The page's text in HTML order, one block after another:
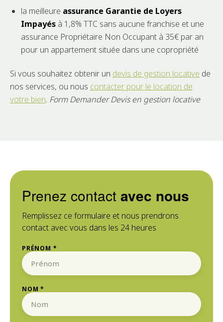
la meilleure assurance Garantie de Loyers
Impayés à 1,8% TTC sans aucune franchise et une
assurance Propriétaire Non Occupant à 35€ par an
pour un appartement située dans une copropriété
Si vous souhaitez obtenir un devis de gestion locative de
nos services, ou nous contacter pour le location de
votre bien. Form Demander Devis en gestion locative
Prenez contact avec nous
Remplissez ce formulaire et nous prendrons
contact avec vous dans les 24 heures
PRÉNOM *
NOM *